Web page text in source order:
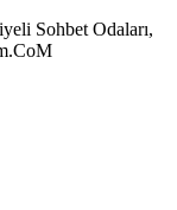
Sohbet Odaları,